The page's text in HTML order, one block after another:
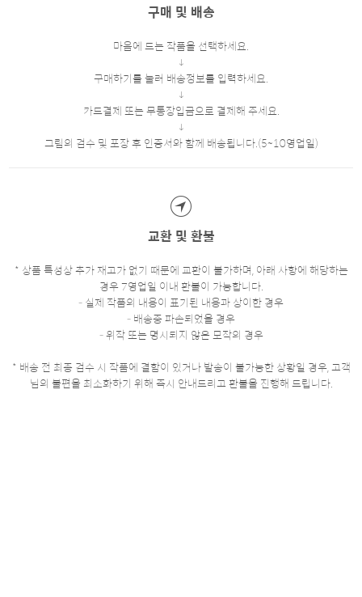
구매 및 배송
마음에 드는 작품을 선택하세요.
구매하기를 눌러 배송정보를 입력하세요.
카드결제 또는 무통장입금으로 결제해 주세요.
그림의 검수 및 포장 후 인증서와 함께 배송됩니다.(5~10영업일)
교환 및 환불
* 상품 특성상 추가 재고가 없기 때문에 교환이 불가하며, 아래 사항에 해당하는
경우 7영업일 이내 환불이 가능합니다.
- 실제 작품의 내용이 표기된 내용과 상이한 경우
- 배송중 파손되었을 경우
- 위작 또는 명시되지 않은 모작의 경우
* 배송 전 최종 검수 시 작품에 결함이 있거나 발송이 불가능한 상황일 경우, 고객
님의 불편을 최소화하기 위해 즉시 안내드리고 환불을 진행해 드립니다.